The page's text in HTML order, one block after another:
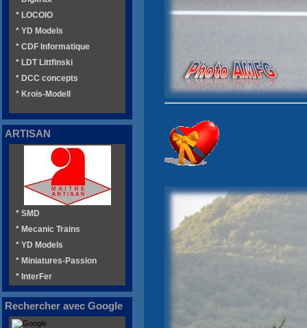
* LOCOIO
* YD Models
* CDF Informatique
* LDT Littfinski
* DCC concepts
* Krois-Modell
ARTISAN
* SMD
* Mecanic Trains
* YD Models
* Miniatures-Passion
* InterFer
Rechercher avec Google